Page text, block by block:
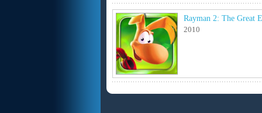
Rayman 2: The Great
2010